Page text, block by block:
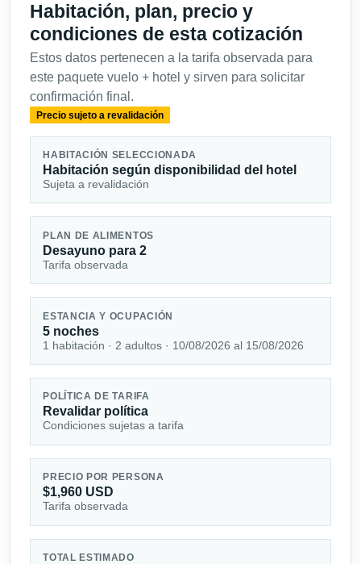
Habitación, plan, precio y
condiciones de esta cotización
Estos datos pertenecen a la tarifa observada para
este paquete vuelo + hotel y sirven para solicitar
confirmación final.
Precio sujeto a revalidación
HABITACIÓN SELECCIONADA
Habitación según disponibilidad del hotel
Sujeta a revalidación
PLAN DE ALIMENTOS
Desayuno para 2
Tarifa observada
ESTANCIA Y OCUPACIÓN
5 noches
1 habitación · 2 adultos · 10/08/2026 al 15/08/2026
POLÍTICA DE TARIFA
Revalidar política
Condiciones sujetas a tarifa
PRECIO POR PERSONA
$1,960 USD
Tarifa observada
TOTAL ESTIMADO